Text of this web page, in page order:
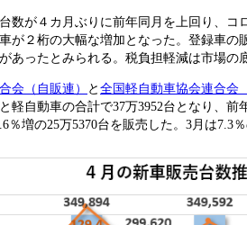
数が４カ月ぶりに前年同月を上回り、
が２桁の大幅な増加となった。登録車の
あったとみられる。税負担軽減は市場の
会（自販連） と全国軽自動車協会連合会
軽自動車の合計で37万3952台となり、
％増の25万5370台を販売した。3月は7.3